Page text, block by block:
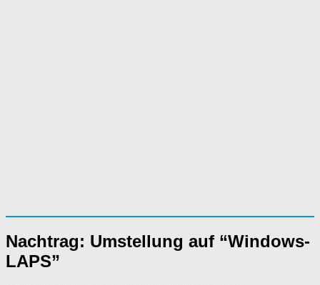
Nachtrag: Umstellung auf “Windows-
LAPS”